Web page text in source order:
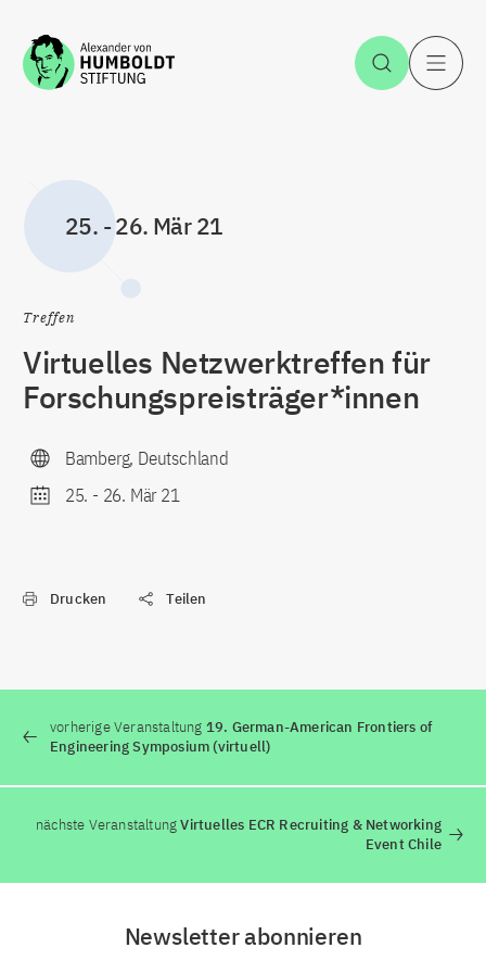
Zum Inhalt springen Suche
25. -26. Mär 21
Treffen
Virtuelles Netzwerktreffen für
Forschungspreisträger*innen
Bamberg, Deutschland
25. - 26. Mär 21
Drucken Teilen
vorherige Veranstaltung 19. German-American Frontiers of
Engineering Symposium (virtuell)
nächste VeranstaltungVirtuelles ECR Recruiting & Networking
Event Chile
Newsletter abonnieren